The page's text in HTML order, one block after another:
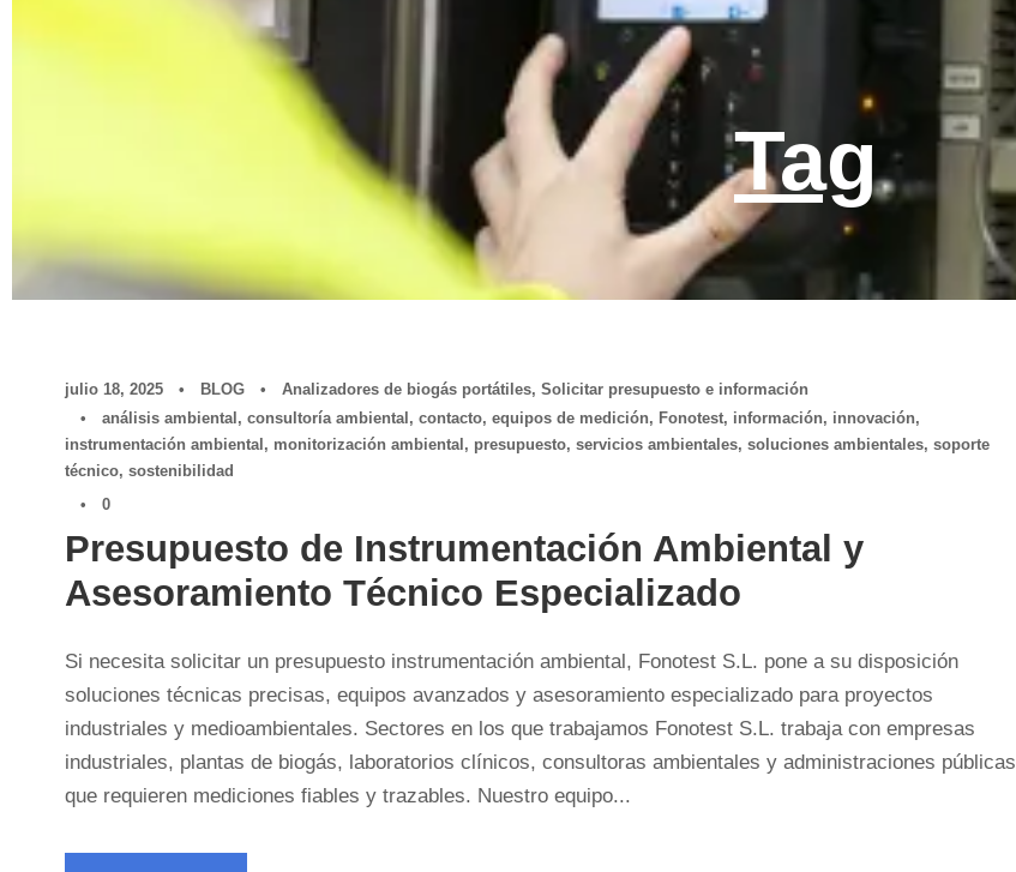
Tag
julio 18, 2025 • BLOG • Analizadores de biogás portátiles, Solicitar presupuesto e información
•
análisis ambiental , consultoría ambiental , contacto, equipos de medición, Fonotest, información, innovación,
instrumentación ambiental , monitorización ambiental , presupuesto, servicios ambientales, soluciones ambientales, soporte
técnico, sostenibilidad
•
0
Presupuesto de Instrumentación Ambiental y
Asesoramiento Técnico Especializado
Si necesita solicitar un presupuesto instrumentación ambiental, Fonotest S.L. pone a su disposición
soluciones técnicas precisas, equipos avanzados y asesoramiento especializado para proyectos
industriales y medioambientales. Sectores en los que trabajamos Fonotest S.L. trabaja con empresas
industriales, plantas de biogás, laboratorios clínicos, consultoras ambientales y administraciones públicas
que requieren mediciones fiables y trazables. Nuestro equipo...